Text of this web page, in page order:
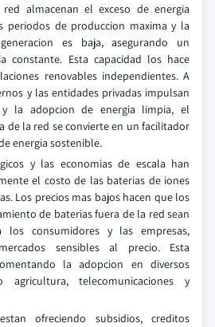
almacenan el exceso de energia
periodos de produccion maxima y la
es baja, asegurando un
constante. Esta capacidad los hace
renovables independientes. A
y las entidades privadas impulsan
y la adopcion de energia limpia, el
de la red se convierte en un facilitador
energia sostenible.
y las economias de escala han
el costo de las baterias de iones
Los precios mas bajos hacen que los
de baterias fuera de la red sean
los consumidores y las empresas,
sensibles al precio. Esta
la adopcion en diversos
agricultura, telecomunicaciones y
ofreciendo subsidios, creditos